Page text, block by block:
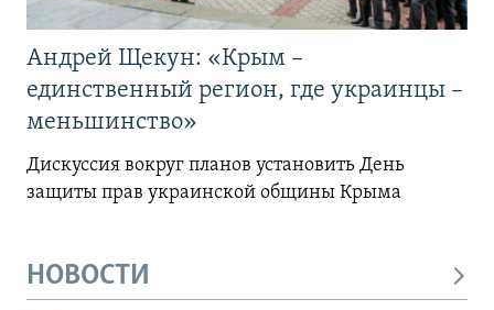
Андрей Щекун: «Крым –
единственный регион, где украинцы –
меньшинство»
Дискуссия вокруг планов установить День
защиты прав украинской общины Крыма
НОВОСТИ